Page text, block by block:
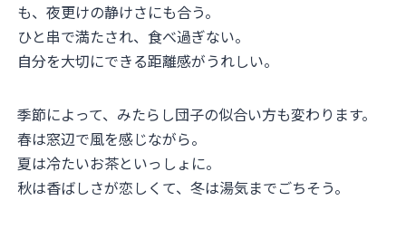
も、夜更けの静けさにも合う。
ひと串で満たされ、食べ過ぎない。
自分を大切にできる距離感がうれしい。
季節によって、みたらし団子の似合い方も変わります。
春は窓辺で風を感じながら。
夏は冷たいお茶といっしょに。
秋は香ばしさが恋しくて、冬は湯気までごちそう。